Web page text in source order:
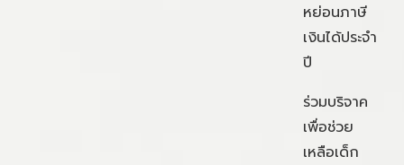
หย่อนภาษี
เงินได้ประจำ
ปี
ร่วมบริจาค
เพื่อช่วย
เหลือเด็ก